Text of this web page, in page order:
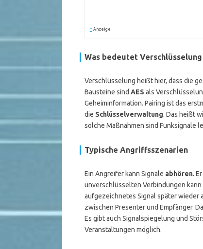
* Anzeige
Was bedeutet
Verschlüsselung heißt hier, dass die
Bausteine sind AES als
Geheiminformation. Pairing ist das
die Schlüsselverwaltung. Das heißt
solche Maßnahmen sind Funksignale
Typische Angriffsszenarien
Ein Angreifer kann Signale abhören.
unverschlüsselten Verbindungen kann
aufgezeichnetes Signal später wieder
zwischen Presenter und Empfänger.
Es gibt auch Signalspiegelung und
Veranstaltungen möglich.